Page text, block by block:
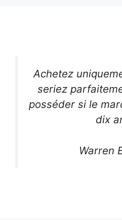
Achetez
seriez
posséder si le
dix
Warren